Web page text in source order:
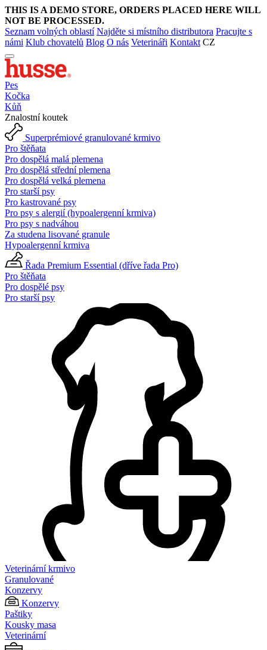
THIS IS A DEMO STORE, ORDERS PLACED HERE WILL
NOT BE PROCESSED.
Seznam volných oblastí Najděte si místního distributora Pracujte s
námi Klub chovatelů Blog O nás Veterináři Kontakt CZ
Pes
Kočka
Kůň
Znalostní koutek
Superprémiové granulované krmivo
Pro štěňata
Pro dospělá malá plemena
Pro dospělá střední plemena
Pro dospělá velká plemena
Pro starší psy
Pro kastrované psy
Pro psy s alergií (hypoalergenní krmiva)
Pro psy s nadváhou
Za studena lisované granule
Hypoalergenní krmiva
Řada Premium Essential (dříve řada Pro)
Pro štěňata
Pro dospělé psy
Pro starší psy
Veterinární krmivo
Granulované
Konzervy
Konzervy
Paštiky
Kousky masa
Veterinární